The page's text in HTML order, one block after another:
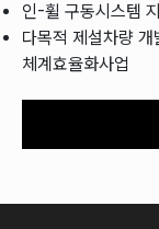
인-휠 구동시스템
다목적 제설차량
체계효율화사업